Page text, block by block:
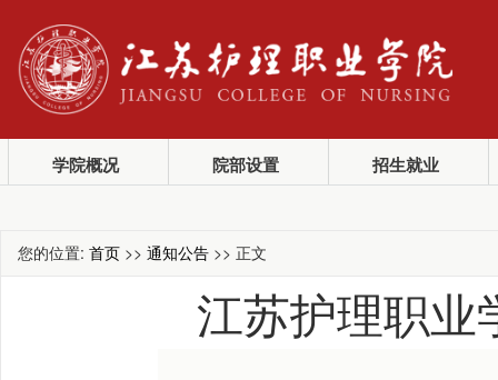
学院概况 院部设置 招生就业
您的位置: 首页 >> 通知公告 >> 正文
江苏护理职业